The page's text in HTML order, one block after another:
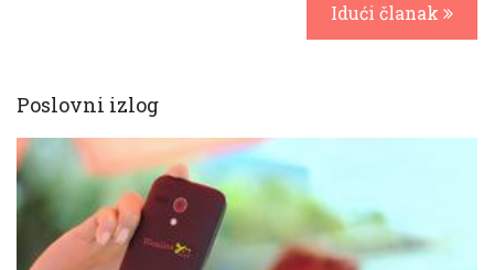
Idući članak
Poslovni izlog